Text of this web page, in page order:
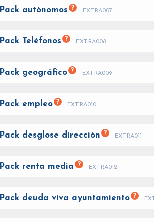
Pack autónomos ? EXTRA007
Pack Teléfonos ? EXTRA008
Pack geográfico ? EXTRA009
Pack empleo ? EXTRA010
Pack desglose dirección ? EXTRA011
Pack renta media ? EXTRA012
Pack deuda viva ayuntamiento ?